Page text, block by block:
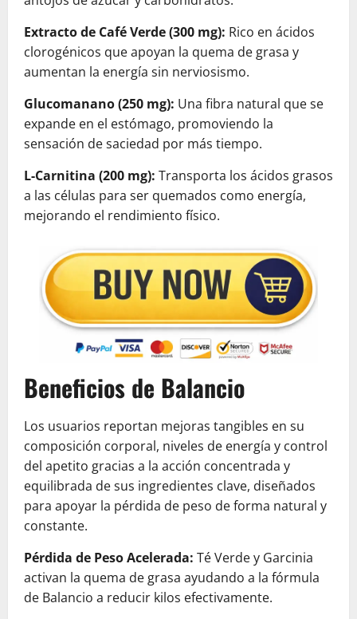
Extracto de Café Verde (300 mg): Rico en ácidos
clorogénicos que apoyan la quema de grasa y
aumentan la energía sin nerviosismo.
Glucomanano (250 mg): Una fibra natural que se
expande en el estómago, promoviendo la
sensación de saciedad por más tiempo.
L-Carnitina (200 mg): Transporta los ácidos grasos
a las células para ser quemados como energía,
mejorando el rendimiento físico.
Beneficios de Balancio
Los usuarios reportan mejoras tangibles en su
composición corporal, niveles de energía y control
del apetito gracias a la acción concentrada y
equilibrada de sus ingredientes clave, diseñados
para apoyar la pérdida de peso de forma natural y
constante.
Pérdida de Peso Acelerada: Té Verde y Garcinia
activan la quema de grasa ayudando a la fórmula
de Balancio a reducir kilos efectivamente.